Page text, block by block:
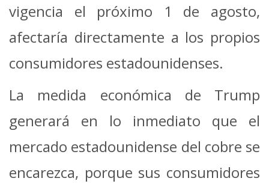
vigencia el próximo 1 de agosto,
afectaría directamente a los propios
consumidores estadounidenses.
La medida económica de Trump
generará en lo inmediato que el
mercado estadounidense del cobre se
encarezca, porque sus consumidores